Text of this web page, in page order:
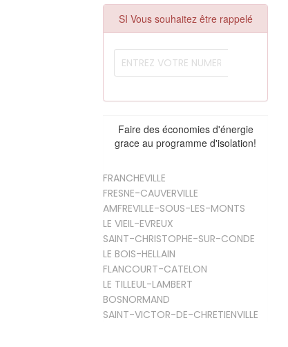
SI Vous souhaitez être rappelé
Faire des économies d'énergie
grace au programme d'isolation!
FRANCHEVILLE
FRESNE-CAUVERVILLE
AMFREVILLE-SOUS-LES-MONTS
LE VIEIL-EVREUX
SAINT-CHRISTOPHE-SUR-CONDE
LE BOIS-HELLAIN
FLANCOURT-CATELON
LE TILLEUL-LAMBERT
BOSNORMAND
SAINT-VICTOR-DE-CHRETIENVILLE